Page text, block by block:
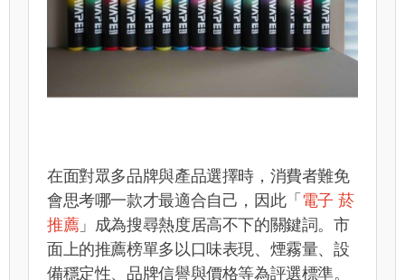
在面對眾多品牌與產品選擇時，消費者難免
會思考哪一款才最適合自己，因此「 電子 菸
推薦」成為搜尋熱度居高不下的關鍵詞。市
面上的推薦榜單多以口味表現、煙霧量、設
備穩定性、品牌信譽與價格等為評選標準。